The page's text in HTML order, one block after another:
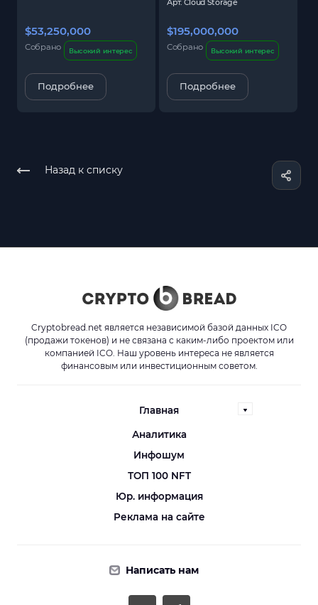
$53,250,000
Собрано Высокий интерес
Подробнее
Арт. Cloud Storage
$195,000,000
Собрано Высокий интерес
Подробнее
Назад к списку
Cryptobread.net является независимой базой данных ICO
(продажи токенов) и не связана с каким-либо проектом или
компанией ICO. Наш уровень интереса не является
финансовым или инвестиционным советом.
Главная
Аналитика
Инфошум
ТОП 100 NFT
Юр. информация
Реклама на сайте
Написать нам